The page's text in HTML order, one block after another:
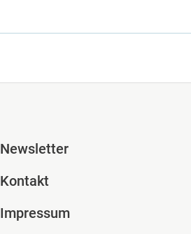
Fusszeile Spalte 3
Newsletter
Kontakt
Impressum